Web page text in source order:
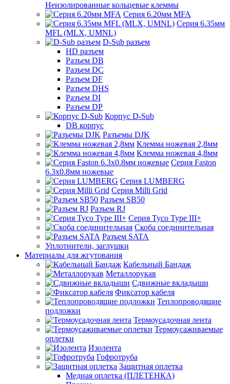
Неизолированные кольцевые клеммы
Серия 6.20мм MFA
Серия 6.35мм
MFL (MLX, UMNL)
D-Sub разъем
HD разъем
Разъем DB
Разъем DC
Разъем DF
Разъем DHS
Разъем DI
Разъем DP
Корпус D-Sub
DB корпус
Разъемы DJK
Клемма ножевая 2,8мм
Клемма ножевая 4,8мм
Серия Faston
6.3х0.8мм ножевые
Серия LUMBERG
Серия Milli Grid
Разъем SB50
Разъем RJ
Серия Tyco Type III+
Скоба соединительная
Разъем SATA
Уплотнители, заглушки
Материалы для жгутования
Кабельный Бандаж
Металлорукав
Сдвижные вкладыши
Фиксатор кабеля
Теплопроводящие
подложки
Термоусадочная лента
Термоусаживаемые
оплетки
Изолента
Гофротруба
Защитная оплетка
Медная оплетка (ПЛЕТЕНКА)